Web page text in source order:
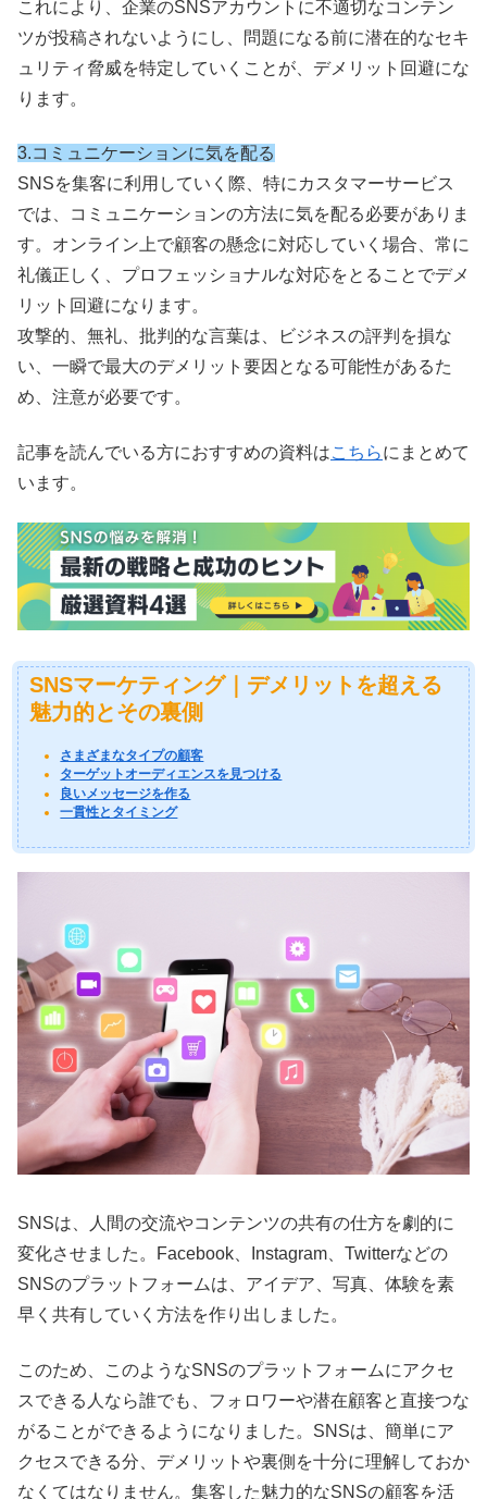
これにより、企業のSNSアカウントに不適切なコンテン
ツが投稿されないようにし、問題になる前に潜在的なセキ
ュリティ脅威を特定していくことが、デメリット回避にな
ります。
3.コミュニケーションに気を配る
SNSを集客に利用していく際、特にカスタマーサービス
では、コミュニケーションの方法に気を配る必要がありま
す。オンライン上で顧客の懸念に対応していく場合、常に
礼儀正しく、プロフェッショナルな対応をとることでデメ
リット回避になります。
攻撃的、無礼、批判的な言葉は、ビジネスの評判を損な
い、一瞬で最大のデメリット要因となる可能性があるた
め、注意が必要です。
記事を読んでいる方におすすめの資料はこちらにまとめて
います。
SNSマーケティング｜デメリットを超える
魅力的とその裏側
さまざまなタイプの顧客
ターゲットオーディエンスを見つける
良いメッセージを作る
一貫性とタイミング
SNSは、人間の交流やコンテンツの共有の仕方を劇的に
変化させました。Facebook、Instagram、Twitterなどの
SNSのプラットフォームは、アイデア、写真、体験を素
早く共有していく方法を作り出しました。
このため、このようなSNSのプラットフォームにアクセ
スできる人なら誰でも、フォロワーや潜在顧客と直接つな
がることができるようになりました。SNSは、簡単にア
クセスできる分、デメリットや裏側を十分に理解しておか
なくてはなりません。集客した魅力的なSNSの顧客を活